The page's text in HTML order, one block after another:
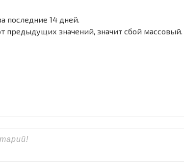
последние 14 дней.
предыдущих значений, значит сбой массовый.